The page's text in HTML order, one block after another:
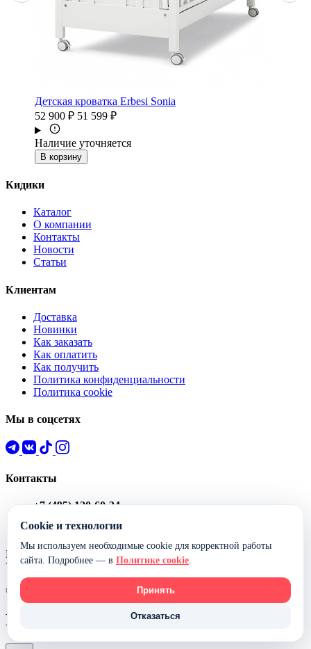
Детская кроватка Erbesi Sonia
52 900 ₽ 51 599 ₽
Наличие уточняется
В корзину
Кидики
Каталог
О компании
Контакты
Новости
Статьи
Клиентам
Доставка
Новинки
Как заказать
Как оплатить
Как получить
Политика конфиденциальности
Политика cookie
Мы в соцсетях
Контакты
+7 (495) 120-60-34
Пн-Пт 9:00–22:00 / Сб-Вс 10:00–20:00
Адреса магазинов
Принимаем к оплате:
Visa MC МИР СБП
© 2000–2026 KIDIKI.RU — Все права защищены
Каталог
Cookie и технологии
Мы используем необходимые cookie для корректной работы
сайта. Подробнее — в Политике cookie.
Принять
Отказаться